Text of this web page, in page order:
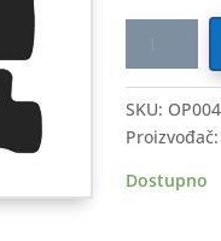
tepisi
OPEL
Astra
F
SKU:
Proizvođač:
Dostupno